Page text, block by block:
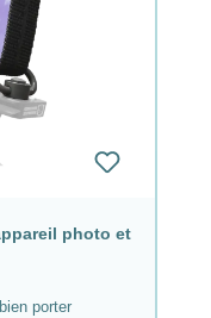
photo et
porter